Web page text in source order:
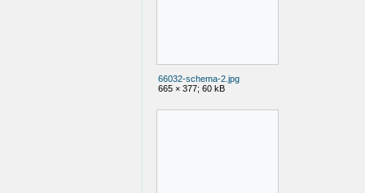
66032-schema-2.jpg
665 × 377; 60 kB